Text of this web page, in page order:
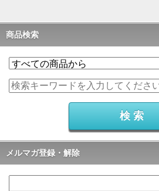
商品検索
メルマガ登録・解除